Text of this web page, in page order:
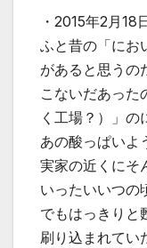
・2015年2月18
ふと昔の「にお
があると思うの
こないだあった
く工場？）」の
あの酸っぱいよ
実家の近くにそ
いったいいつの
でもはっきりと
刷り込まれてい